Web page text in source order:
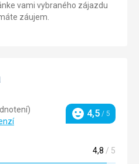
vami vybraného zájazdu
záujem.
Hodnotenie
4,5 / 5
4,8 / 5